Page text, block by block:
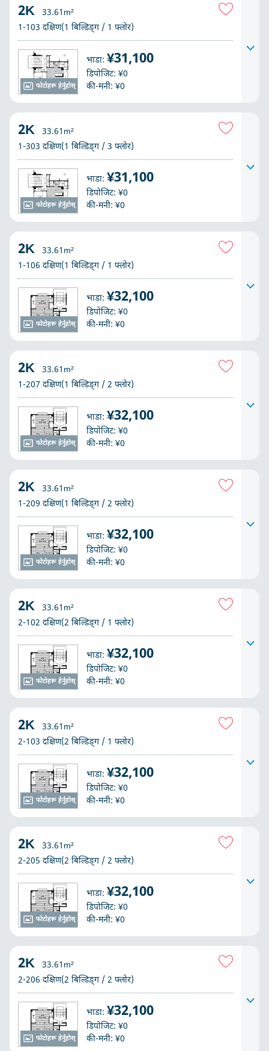
फोटोहरू हेर्नुहोस्
2K
33.61m²
1-103 दक्षिण(1 बिल्डिङ्ग / 1 फ्लोर)
भाडा: ¥31,100
डिपोजिट: ¥0
की-मनी: ¥0
फोटोहरू हेर्नुहोस्
2K
33.61m²
1-303 दक्षिण(1 बिल्डिङ्ग / 3 फ्लोर)
भाडा: ¥31,100
डिपोजिट: ¥0
की-मनी: ¥0
फोटोहरू हेर्नुहोस्
2K
33.61m²
1-106 दक्षिण(1 बिल्डिङ्ग / 1 फ्लोर)
भाडा: ¥32,100
डिपोजिट: ¥0
की-मनी: ¥0
फोटोहरू हेर्नुहोस्
2K
33.61m²
1-207 दक्षिण(1 बिल्डिङ्ग / 2 फ्लोर)
भाडा: ¥32,100
डिपोजिट: ¥0
की-मनी: ¥0
फोटोहरू हेर्नुहोस्
2K
33.61m²
1-209 दक्षिण(1 बिल्डिङ्ग / 2 फ्लोर)
भाडा: ¥32,100
डिपोजिट: ¥0
की-मनी: ¥0
फोटोहरू हेर्नुहोस्
2K
33.61m²
2-102 दक्षिण(2 बिल्डिङ्ग / 1 फ्लोर)
भाडा: ¥32,100
डिपोजिट: ¥0
की-मनी: ¥0
फोटोहरू हेर्नुहोस्
2K
33.61m²
2-103 दक्षिण(2 बिल्डिङ्ग / 1 फ्लोर)
भाडा: ¥32,100
डिपोजिट: ¥0
की-मनी: ¥0
फोटोहरू हेर्नुहोस्
2K
33.61m²
2-205 दक्षिण(2 बिल्डिङ्ग / 2 फ्लोर)
भाडा: ¥32,100
डिपोजिट: ¥0
की-मनी: ¥0
फोटोहरू हेर्नुहोस्
2K
33.61m²
2-206 दक्षिण(2 बिल्डिङ्ग / 2 फ्लोर)
भाडा: ¥32,100
डिपोजिट: ¥0
की-मनी: ¥0